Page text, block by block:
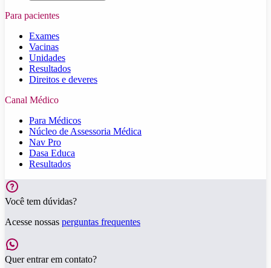
Para pacientes
Exames
Vacinas
Unidades
Resultados
Direitos e deveres
Canal Médico
Para Médicos
Núcleo de Assessoria Médica
Nav Pro
Dasa Educa
Resultados
Você tem dúvidas?
Acesse nossas perguntas frequentes
Quer entrar em contato?